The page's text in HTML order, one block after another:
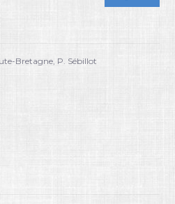
Bretagne, P. Sébillot